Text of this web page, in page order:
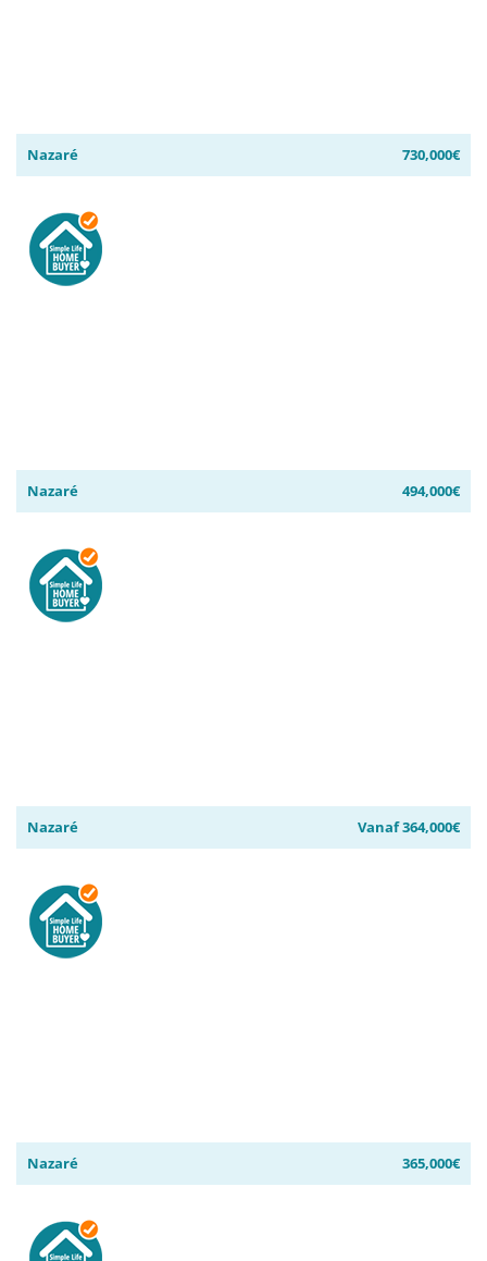
Nazaré 730,000€
Nazaré 494,000€
Nazaré Vanaf 364,000€
Nazaré 365,000€